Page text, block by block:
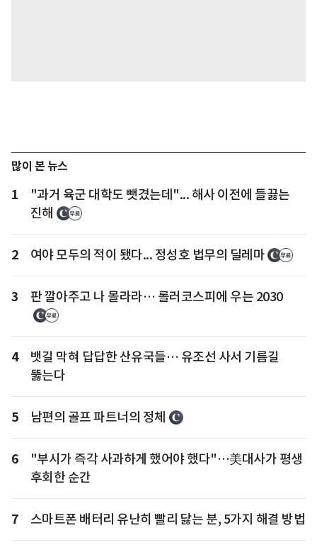
많이 본 뉴스
1
"과거 육군 대학도 뺏겼는데"... 해사 이전에 들끓는
진해
2 여야 모두의 적이 됐다... 정성호 법무의 딜레마
3 판 깔아주고 나 몰라라… 롤러코스피에 우는 2030
4
뱃길 막혀 답답한 산유국들… 유조선 사서 기름길
뚫는다
5 남편의 골프 파트너의 정체
6
"부시가 즉각 사과하게 했어야 했다"…美대사가 평생
후회한 순간
7 스마트폰 배터리 유난히 빨리 닳는 분, 5가지 해결 방법